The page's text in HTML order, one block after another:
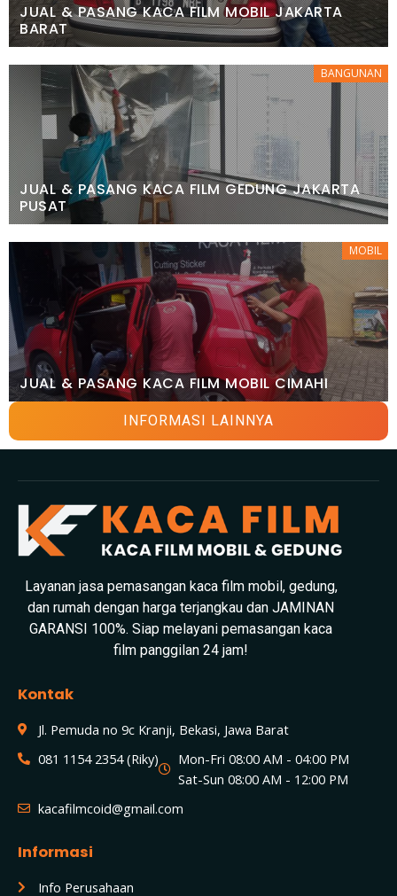
JUAL & PASANG KACA FILM MOBIL JAKARTA
BARAT
BANGUNAN
JUAL & PASANG KACA FILM GEDUNG JAKARTA
PUSAT
MOBIL
JUAL & PASANG KACA FILM MOBIL CIMAHI
INFORMASI LAINNYA
Layanan jasa pemasangan kaca film mobil, gedung,
dan rumah dengan harga terjangkau dan JAMINAN
GARANSI 100%. Siap melayani pemasangan kaca
film panggilan 24 jam!
Kontak
Jl. Pemuda no 9c Kranji, Bekasi, Jawa Barat
081 1154 2354 (Riky)
Mon-Fri 08:00 AM - 04:00 PM
Sat-Sun 08:00 AM - 12:00 PM
kacafilmcoid@gmail.com
Informasi
Info Perusahaan